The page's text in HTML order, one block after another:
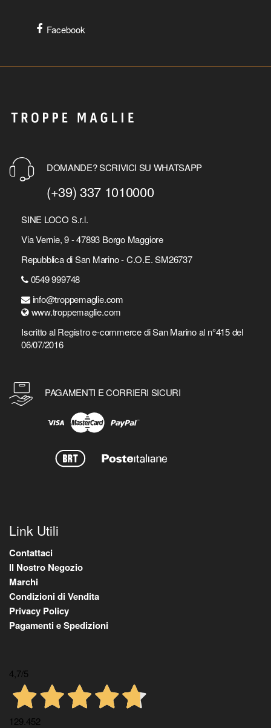
Facebook
DOMANDE? SCRIVICI SU WHATSAPP
(+39) 337 1010000
SINE LOCO S.r.l.
Via Vernie, 9 - 47893 Borgo Maggiore
Repubblica di San Marino - C.O.E. SM26737
0549 999748
info@troppemaglie.com
www.troppemaglie.com
Iscritto al Registro e-commerce di San Marino al n°415 del
06/07/2016
PAGAMENTI E CORRIERI SICURI
Link Utili
Contattaci
Il Nostro Negozio
Marchi
Condizioni di Vendita
Privacy Policy
Pagamenti e Spedizioni
4,7/5
129.452